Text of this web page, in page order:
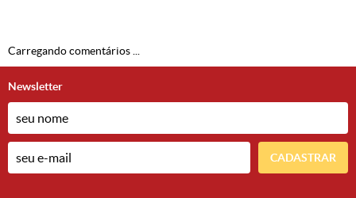
Carregando comentários ...
Newsletter
CADASTRAR